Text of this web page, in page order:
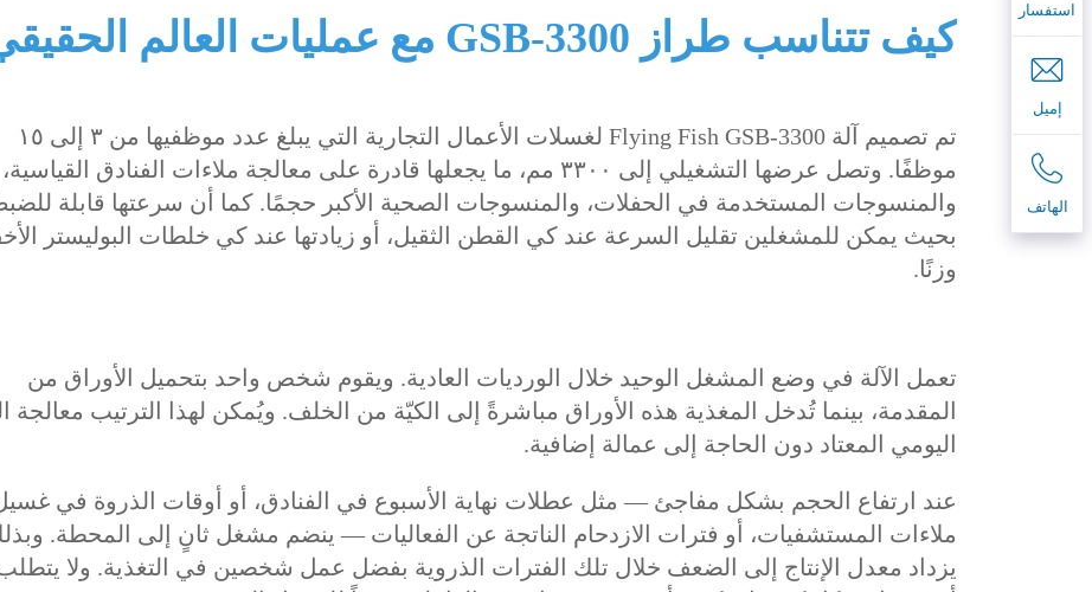
كيف تتناسب طراز GSB-3300 مع عمليات العالم الحقيقي
تم تصميم آلة Flying Fish GSB-3300 لغسلات الأعمال التجارية التي يبلغ عدد موظفيها من ٣ إلى ١٥
موظفًا. وتصل عرضها التشغيلي إلى ٣٣٠٠ مم، ما يجعلها قادرة على معالجة ملاءات الفنادق القياسية،
والمنسوجات المستخدمة في الحفلات، والمنسوجات الصحية الأكبر حجمًا. كما أن سرعتها قابلة
بحيث يمكن للمشغلين تقليل السرعة عند كي القطن الثقيل، أو زيادتها عند كي خلطات البوليستر
وزنًا.
تعمل الآلة في وضع المشغل الوحيد خلال الورديات العادية. ويقوم شخص واحد بتحميل الأوراق من
المقدمة، بينما تُدخل المغذية هذه الأوراق مباشرةً إلى الكيّة من الخلف. ويُمكن لهذا الترتيب معالجة
اليومي المعتاد دون الحاجة إلى عمالة إضافية.
عند ارتفاع الحجم بشكل مفاجئ — مثل عطلات نهاية الأسبوع في الفنادق، أو أوقات الذروة في
ملاءات المستشفيات، أو فترات الازدحام الناتجة عن الفعاليات — ينضم مشغل ثانٍ إلى المحطة.
يزداد معدل الإنتاج إلى الضعف خلال تلك الفترات الذروية بفضل عمل شخصين في التغذية. ولا
استفسار
إميل
الهاتف